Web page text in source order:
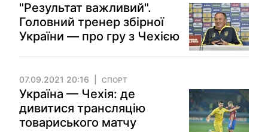
"Результат важливий".
Головний тренер збірної
України — про гру з Чехією
07.09.2021 20:16 СПОРТ
Україна — Чехія: де
дивитися трансляцію
товариського матчу